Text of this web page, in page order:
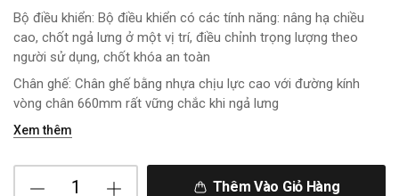
Bộ điều khiển: Bộ điều khiển có các tính năng: nâng hạ chiều
cao, chốt ngả lưng ở một vị trí, điều chỉnh trọng lượng theo
người sử dụng, chốt khóa an toàn
Chân ghế: Chân ghế bằng nhựa chịu lực cao với đường kính
vòng chân 660mm rất vững chắc khi ngả lưng
Xem thêm
Thêm Vào Giỏ Hàng